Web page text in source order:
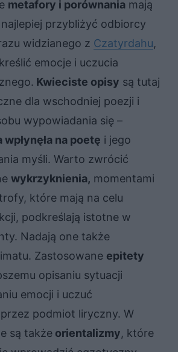
metafory i porównania mają
przybliżyć odbiorcy
widzianego z Czatyrdahu,
emocje i uczucia
Kwieciste opisy są tutaj
dla wschodniej poezji i
wypowiadania się –
na poetę i jego
myśli. Warto zwrócić
wykrzyknienia, momentami
które mają na celu
podkreślają istotne w
Nadają one także
Zastosowane epitety
opisaniu sytuacji
emocji i uczuć
podmiot liryczny. W
są także orientalizmy, które